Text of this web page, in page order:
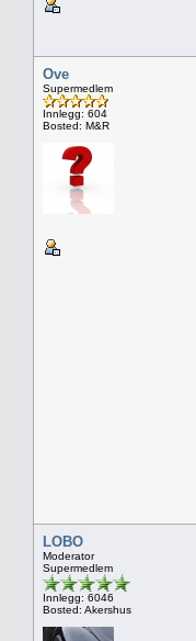
Ove
Supermedlem
Innlegg: 604
Bosted: M&R
LOBO
Moderator
Supermedlem
Innlegg: 6046
Bosted: Akershus